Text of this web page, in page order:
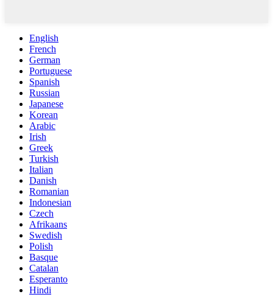
English
French
German
Portuguese
Spanish
Russian
Japanese
Korean
Arabic
Irish
Greek
Turkish
Italian
Danish
Romanian
Indonesian
Czech
Afrikaans
Swedish
Polish
Basque
Catalan
Esperanto
Hindi